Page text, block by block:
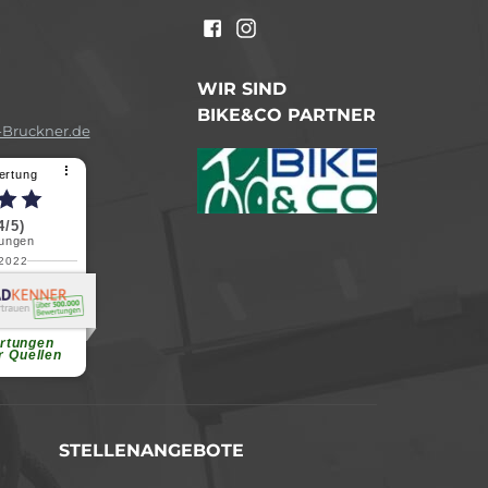
⠇
5)
Quellen
B.
WIR SIND
BIKE&CO PARTNER
STELLENANGEBOTE